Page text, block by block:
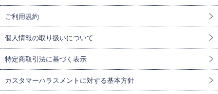
ご利用規約
個人情報の取り扱いについて
特定商取引法に基づく表示
カスタマーハラスメントに対する基本方針